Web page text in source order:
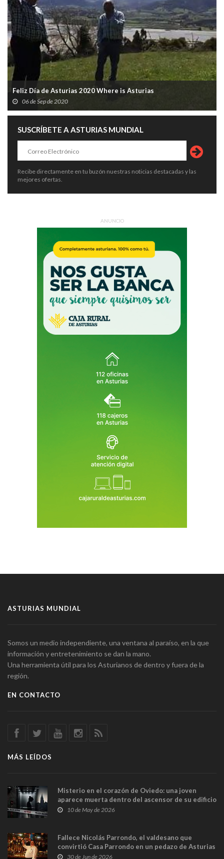
Feliz Día de Asturias 2020 Where is Asturias
06 de Sep de 2020
SUSCRÍBETE A ASTURIAS MUNDIAL
Recibe directamente en tu buzón nuestras noticias destacadas y las
mejores ofertas.
ANUNCIO
ASTURIAS MUNDIAL
Somos un medio independiente, una ventana al paraíso, en la que
información y entretenimiento se dan la mano.
Una herramienta útil para los Asturianos de dentro y fuera de la
región.
EN CONTACTO
MÁS LEÍDOS
Misterio en el corazón de Oviedo: una joven
aparece muerta dentro del ascensor de su edificio
y las cámaras captan sus últimos minutos
10 de May de 2026
Fallece Nicolás Parrondo, el valdesano que
convirtió Casa Parrondo en un pedazo de Asturias
en Madrid
30 de Jun de 2026